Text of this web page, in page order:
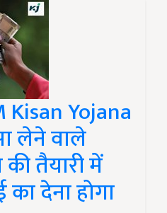
Yojana
लेने वाले
तैयारी में
का देना होगा